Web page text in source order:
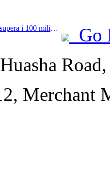
Prev:Shanghai Disneyland supera i 100 milioni di visitatori e si espanderà con un quarto hotel a tema.
Go
Merchant